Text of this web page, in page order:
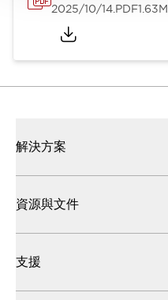
2025/10/14.PDF
解決方案
資源與文件
支援